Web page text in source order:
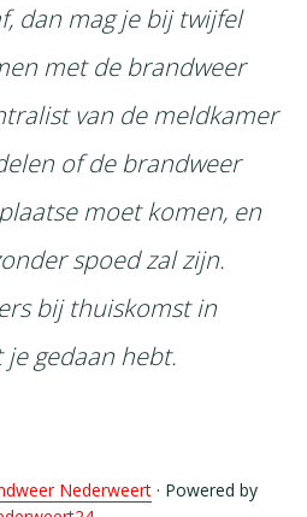
dan mag je bij twijfel
met de brandweer
van de meldkamer
of de brandweer
moet komen, en
spoed zal zijn.
bij thuiskomst in
je gedaan hebt.
Nederweert· Powered by